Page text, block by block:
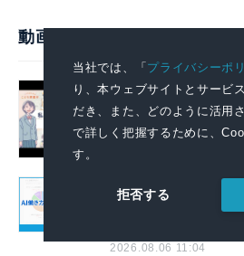
当社では、「プライバシーポ
り、本ウェブサイトとサービ
だき、また、どのように活用
で詳しく把握するために、
す。
拒否する
動画で見るプレスリリース
政府全体でこど
けた取組を強化
2026.08.07 14:00
AIで組織の業務改善
Client View」の新
2026.08.06 11:04